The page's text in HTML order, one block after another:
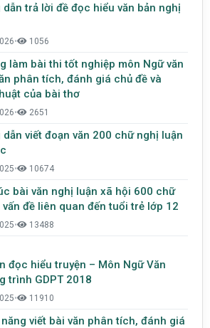
dẫn trả lời đề đọc hiểu văn bản nghị
• 1056
làm bài thi tốt nghiệp môn Ngữ văn
phân tích, đánh giá chủ đề và
của bài thơ
• 2651
dẫn viết đoạn văn 200 chữ nghị luận
• 10674
bài văn nghị luận xã hội 600 chữ
vấn đề liên quan đến tuổi trẻ lớp 12
• 13488
đọc hiểu truyện – Môn Ngữ Văn
trình GDPT 2018
• 11910
viết bài văn phân tích, đánh giá